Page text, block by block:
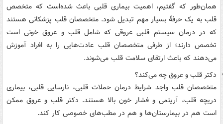
همان‌طور که گفتیم، اهمیت بیماری قلبی باعث شده‌است که متخصص
قلب به یک حرفۀ بسیار مهم تبدیل شود. متخصصان قلب پزشکانی هستند
که در درمان سیستم قلبی عروقی که شامل قلب و عروق خونی است
تخصص دارند؛ از طرفی متخصصان قلب عادت‌هایی را به افراد آموزش
می‌دهند که باعث ارتقای سلامت قلب می‌شوند.
دکتر قلب و عروق چه می‌کند؟
متخصصان قلب واجد شرایط درمان حملات قلبی، نارسایی قلبی، بیماری
دریچه قلب، آریتمی و فشار خون بالا هستند. دکتر قلب و عروق ممکن
است هم در بیمارستان‌ها و هم در مطب‌های خصوصی کار کند.